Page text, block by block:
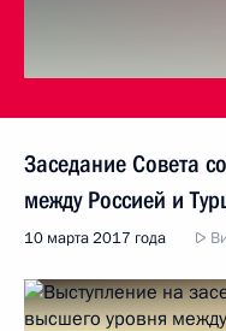
Заседание Совета
между Россией и
10 марта 2017 года